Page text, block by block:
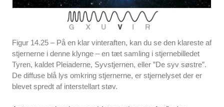
Figur 14.25 – På en klar vinteraften, kan du se den klareste af
stjernerne i denne klynge – en tæt samling i stjernebilledet
Tyren, kaldet Pleiaderne, Syvstjernen, eller ”De syv søstre”.
De diffuse blå lys omkring stjernerne, er stjernelyset der er
blevet spredt af interstellart støv.